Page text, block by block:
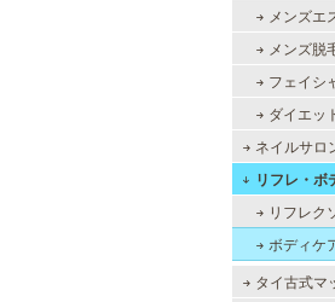
メンズエ
メンズ脱
フェイシ
ダイエッ
ネイルサロ
リフレ・ボ
リフレク
ボディケ
タイ古式マ